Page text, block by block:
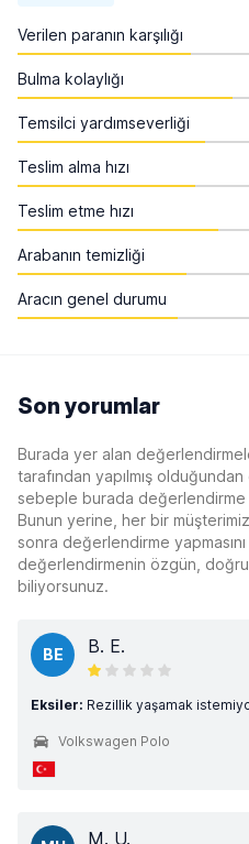
Verilen paranın karşılığı
Bulma kolaylığı
Temsilci yardımseverliği
Teslim alma hızı
Teslim etme hızı
Arabanın temizliği
Aracın genel durumu
Son yorumlar
Burada yer alan
tarafından yapılmış
sebeple burada
Bunun yerine, her bir
sonra değerlendirme
değerlendirmenin özgün,
biliyorsunuz.
BE B. E.
Eksiler: Rezillik yaşamak
Volkswagen Polo
M. U.